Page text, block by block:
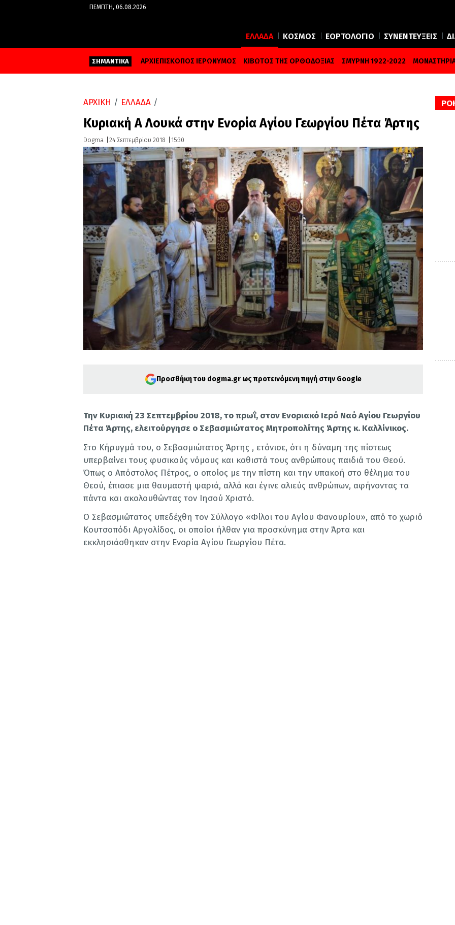
ΠΈΜΠΤΗ, 06.08.2026
ΕΛΛΑΔΑ ΚΟΣΜΟΣ ΕΟΡΤΟΛΟΓΙΟ ΣΥΝΕΝΤΕΥΞΕΙΣ
ΣΗΜΑΝΤΙΚΑ ΑΡΧΙΕΠΙΣΚΟΠΟΣ ΙΕΡΩΝΥΜΟΣ ΚΙΒΩΤΟΣ ΤΗΣ ΟΡΘΟΔΟΞΙΑΣ ΣΜΥΡΝΗ 1922-2022
ΑΡΧΙΚΗ / ΕΛΛΑΔΑ /
Κυριακή Α΄ Λουκά στην Ενορία Αγίου Γεωργίου Πέτα Άρτης
Dogma 24 Σεπτεμβρίου 2018 15:30
Προσθήκη του dogma.gr ως προτεινόμενη πηγή στην Google
Την Κυριακή 23 Σεπτεμβρίου 2018, το πρωΐ, στον Ενοριακό Ιερό Ναό Αγίου Γεωργίου
Πέτα Άρτης, ελειτούργησε ο Σεβασμιώτατος Μητροπολίτης Άρτης κ. Καλλίνικος.
Στο Κήρυγμά του, ο Σεβασμιώτατος Άρτης , ετόνισε, ότι η δύναμη της πίστεως
υπερβαίνει τους φυσικούς νόμους και καθιστά τους ανθρώπους παιδιά του Θεού.
Όπως ο Απόστολος Πέτρος, ο οποίος με την πίστη και την υπακοή στο θέλημα του
Θεού, έπιασε μια θαυμαστή ψαριά, αλλά και έγινε αλιεύς ανθρώπων, αφήνοντας τα
πάντα και ακολουθώντας τον Ιησού Χριστό.
Ο Σεβασμιώτατος υπεδέχθη τον Σύλλογο «Φίλοι του Αγίου Φανουρίου», από το χωριό
Κουτσοπόδι Αργολίδος, οι οποίοι ήλθαν για προσκύνημα στην Άρτα και
εκκλησιάσθηκαν στην Ενορία Αγίου Γεωργίου Πέτα.